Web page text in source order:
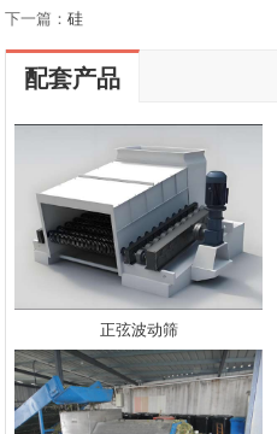
下一篇：硅
配套产品
正弦波动筛